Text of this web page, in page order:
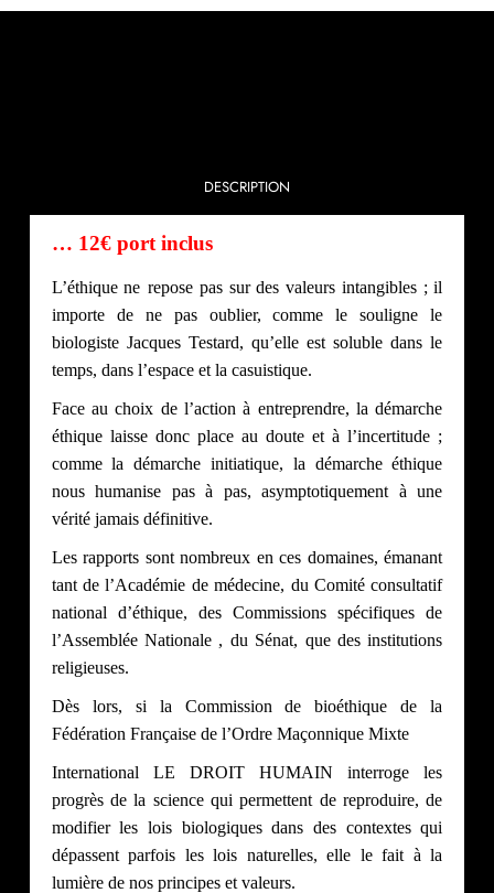
DESCRIPTION
… 12€ port inclus
L’éthique ne repose pas sur des valeurs intangibles ; il
importe de ne pas oublier, comme le souligne le
biologiste Jacques Testard, qu’elle est soluble dans le
temps, dans l’espace et la casuistique.
Face au choix de l’action à entreprendre, la démarche
éthique laisse donc place au doute et à l’incertitude ;
comme la démarche initiatique, la démarche éthique
nous humanise pas à pas, asymptotiquement à une
vérité jamais définitive.
Les rapports sont nombreux en ces domaines, émanant
tant de l’Académie de médecine, du Comité consultatif
national d’éthique, des Commissions spécifiques de
l’Assemblée Nationale , du Sénat, que des institutions
religieuses.
Dès lors, si la Commission de bioéthique de la
Fédération Française de l’Ordre Maçonnique Mixte
International LE DROIT HUMAIN interroge les
progrès de la science qui permettent de reproduire, de
modifier les lois biologiques dans des contextes qui
dépassent parfois les lois naturelles, elle le fait à la
lumière de nos principes et valeurs.